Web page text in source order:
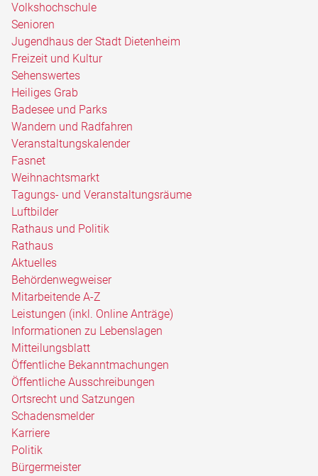
Volkshochschule
Senioren
Jugendhaus der Stadt Dietenheim
Freizeit und Kultur
Sehenswertes
Heiliges Grab
Badesee und Parks
Wandern und Radfahren
Veranstaltungskalender
Fasnet
Weihnachtsmarkt
Tagungs- und Veranstaltungsräume
Luftbilder
Rathaus und Politik
Rathaus
Aktuelles
Behördenwegweiser
Mitarbeitende A-Z
Leistungen (inkl. Online Anträge)
Informationen zu Lebenslagen
Mitteilungsblatt
Öffentliche Bekanntmachungen
Öffentliche Ausschreibungen
Ortsrecht und Satzungen
Schadensmelder
Karriere
Politik
Bürgermeister